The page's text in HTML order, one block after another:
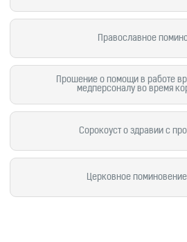
Православное
Прошение о помощи в работе
медперсоналу во время
Сорокоуст о здравии с
Церковное